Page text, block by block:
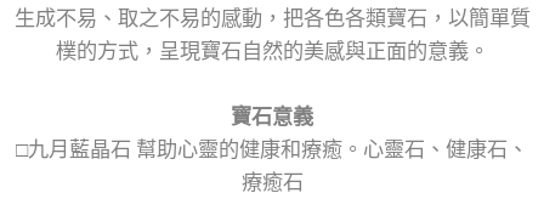
生成不易、取之不易的感動，把各色各類寶石，以簡單質
樸的方式，呈現寶石自然的美感與正面的意義。
寶石意義
□九月藍晶石 幫助心靈的健康和療癒。心靈石、健康石、
療癒石